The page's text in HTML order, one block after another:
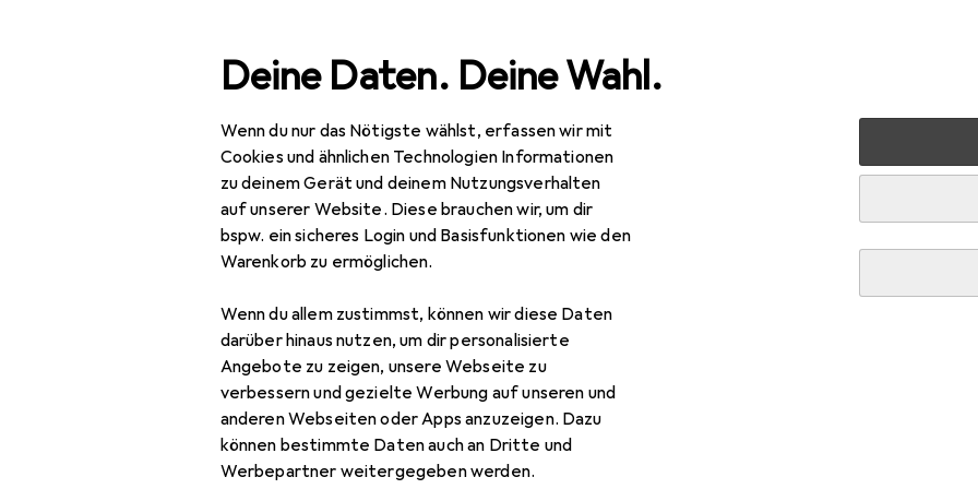
Deine Daten. Deine Wahl.
Wenn du nur das Nötigste wählst, erfassen wir mit
Cookies und ähnlichen Technologien Informationen
zu deinem Gerät und deinem Nutzungsverhalten
auf unserer Website. Diese brauchen wir, um dir
bspw. ein sicheres Login und Basisfunktionen wie den
Warenkorb zu ermöglichen.
Wenn du allem zustimmst, können wir diese Daten
darüber hinaus nutzen, um dir personalisierte
Angebote zu zeigen, unsere Webseite zu
verbessern und gezielte Werbung auf unseren und
anderen Webseiten oder Apps anzuzeigen. Dazu
können bestimmte Daten auch an Dritte und
Werbepartner weitergegeben werden.
Navigation nach Kategorien
Gesamtsortiment IT + Multimedia Smartphones + Tablets Smartphone